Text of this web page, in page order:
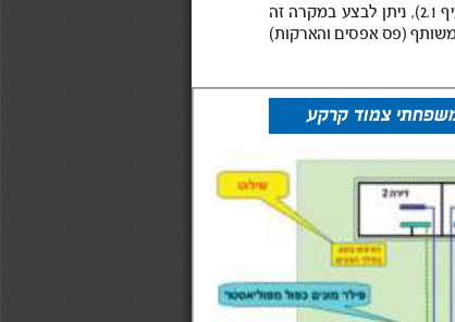
,(2.1
זה במקרה
) אפסיםפס
והארקות(